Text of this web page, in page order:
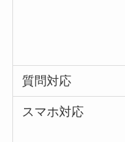
質問対応
スマホ対応